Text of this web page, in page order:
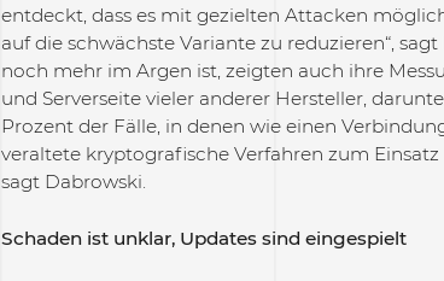
entdeckt, dass es mit gezielten Attacken
auf die schwächste Variante zu reduzieren“,
noch mehr im Argen ist, zeigten auch ihre
und Serverseite vieler anderer Hersteller,
Prozent der Fälle, in denen wie einen
veraltete kryptografische Verfahren zum
sagt Dabrowski.
Schaden ist unklar, Updates sind eingespielt